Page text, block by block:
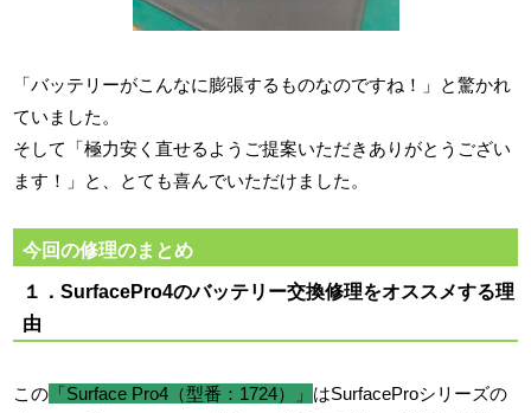
「バッテリーがこんなに膨張するものなのですね！」と驚かれ
ていました。
そして「極力安く直せるようご提案いただきありがとうござい
ます！」と、とても喜んでいただけました。
今回の修理のまとめ
１．SurfacePro4のバッテリー交換修理をオススメする理
由
この 「Surface Pro4 （型番： 1724）」 はSurfaceProシリーズの